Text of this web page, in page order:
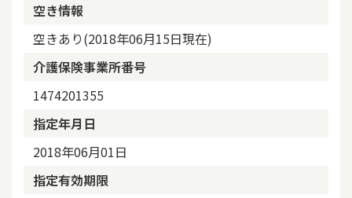
空き情報
空きあり(2018年06月15日現在)
介護保険事業所番号
1474201355
指定年月日
2018年06月01日
指定有効期限